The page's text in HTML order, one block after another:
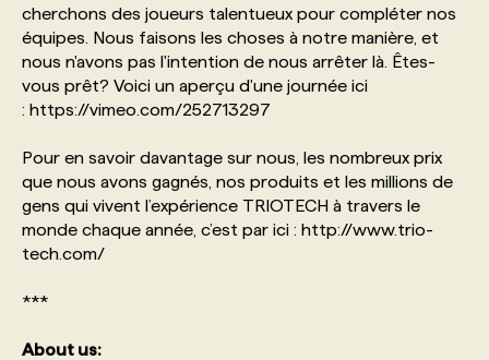
PROGRAMMES DE SUBVENTIONS
FAQ
ANNONCEZ AVEC NOUS
cherchons des joueurs talentueux pour compléter nos
équipes. Nous faisons les choses à notre manière, et
nous n'avons pas l'intention de nous arrêter là. Êtes-
vous prêt? Voici un aperçu d'une journée ici
: https://vimeo.com/252713297
Pour en savoir davantage sur nous, les nombreux prix
que nous avons gagnés, nos produits et les millions de
gens qui vivent l’expérience TRIOTECH à travers le
monde chaque année, c’est par ici : http://www.trio-
tech.com/
***
About us: